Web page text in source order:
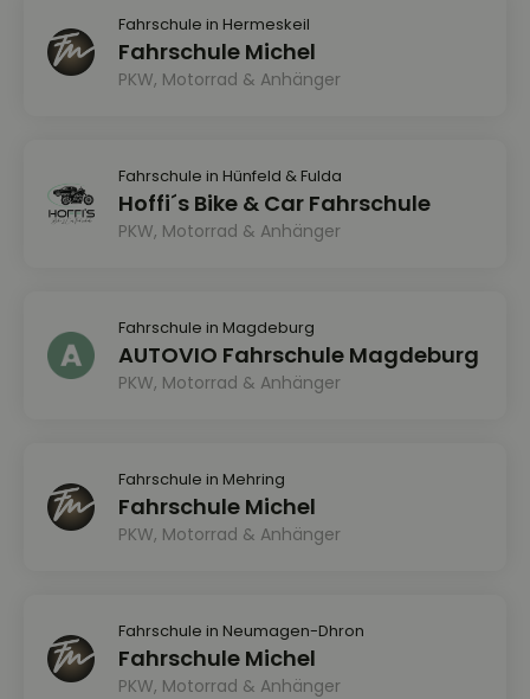
Fahrschule in Hermeskeil
Fahrschule Michel
PKW, Motorrad & Anhänger
Fahrschule in Hünfeld & Fulda
Hoffi´s Bike & Car Fahrschule
PKW, Motorrad & Anhänger
Fahrschule in Magdeburg
AUTOVIO Fahrschule Magdeburg
PKW, Motorrad & Anhänger
Fahrschule in Mehring
Fahrschule Michel
PKW, Motorrad & Anhänger
Fahrschule in Neumagen-Dhron
Fahrschule Michel
PKW, Motorrad & Anhänger